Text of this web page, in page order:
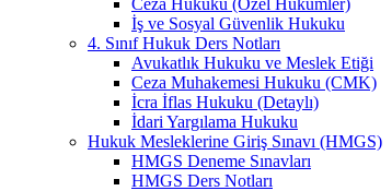
Ceza Hukuku (Özel Hükümler)
İş ve Sosyal Güvenlik Hukuku
4. Sınıf Hukuk Ders Notları
Avukatlık Hukuku ve Meslek Etiği
Ceza Muhakemesi Hukuku (CMK)
İcra İflas Hukuku (Detaylı)
İdari Yargılama Hukuku
Hukuk Mesleklerine Giriş Sınavı (HMGS)
HMGS Deneme Sınavları
HMGS Ders Notları